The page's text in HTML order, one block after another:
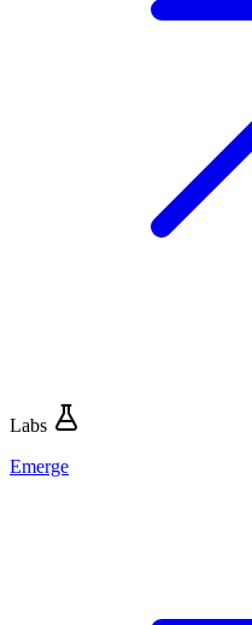
Labs
Emerge